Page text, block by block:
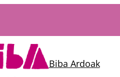
Biba Ardoak